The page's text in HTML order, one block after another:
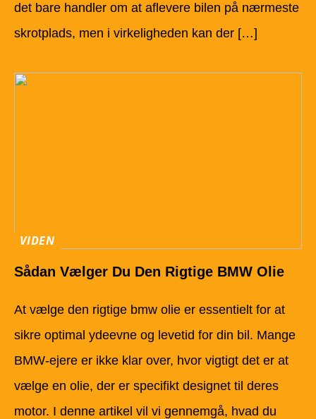
det bare handler om at aflevere bilen på nærmeste
skrotplads, men i virkeligheden kan der […]
VIDEN
Sådan Vælger Du Den Rigtige BMW Olie
At vælge den rigtige bmw olie er essentielt for at
sikre optimal ydeevne og levetid for din bil. Mange
BMW-ejere er ikke klar over, hvor vigtigt det er at
vælge en olie, der er specifikt designet til deres
motor. I denne artikel vil vi gennemgå, hvad du